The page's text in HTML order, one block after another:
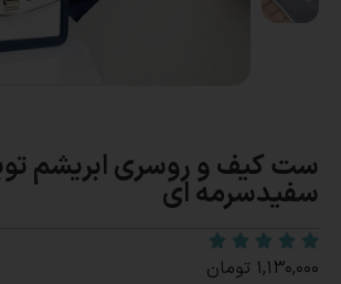
ست کیف و روسری ابریشم
سفیدسرمه ای
۱,۱۳۰,۰۰۰ تومان